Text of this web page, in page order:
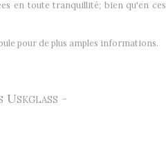
en toute tranquillité; bien qu'en ces
pour de plus amples informations.
Uskglass -